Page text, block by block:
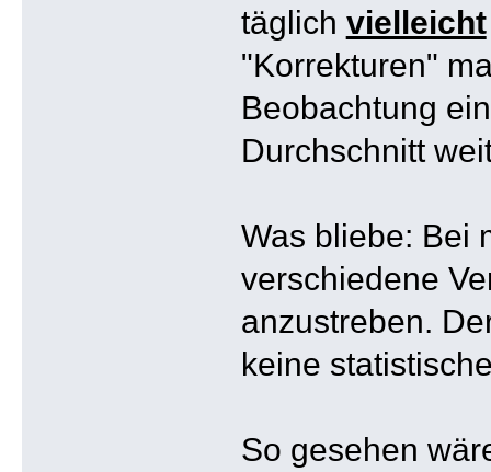
täglich vielleicht
"Korrekturen"
Beobachtung
Durchschnitt
Was bliebe: Bei
verschiedene
anzustreben.
keine
So gesehen